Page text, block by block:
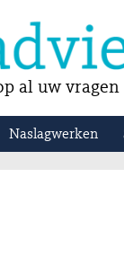
al uw vragen
Naslagwerken